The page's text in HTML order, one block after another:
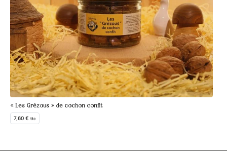
« Les Grézous » de cochon confit
7,60 € ttc